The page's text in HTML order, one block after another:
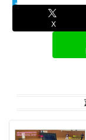
教材活用動画
X